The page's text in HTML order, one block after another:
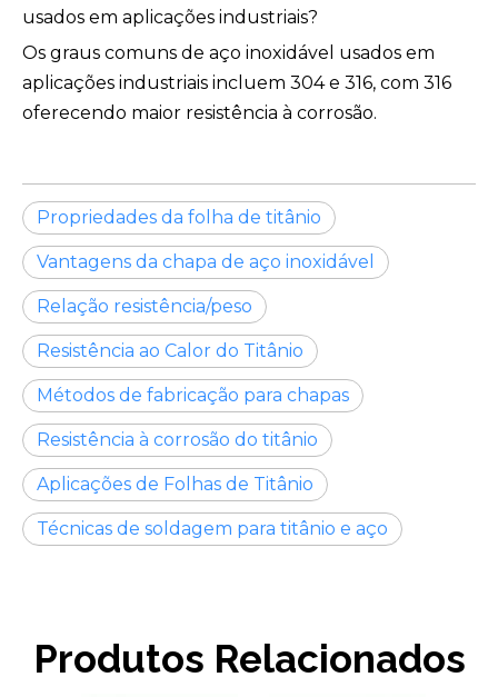
usados ​​em aplicações industriais?
Os graus comuns de aço inoxidável usados ​​em
aplicações industriais incluem 304 e 316, com 316
oferecendo maior resistência à corrosão.
Propriedades da folha de titânio
Vantagens da chapa de aço inoxidável
Relação resistência/peso
Resistência ao Calor do Titânio
Métodos de fabricação para chapas
Resistência à corrosão do titânio
Aplicações de Folhas de Titânio
Técnicas de soldagem para titânio e aço
Produtos Relacionados